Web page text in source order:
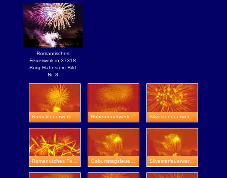
Romantisches
Feuerwerk in 37318
Burg Hahnstein Bild
Nr. 8
Silvesterfeuerwerk in Naumburg
Silvesterfeuerwerk in Worbis